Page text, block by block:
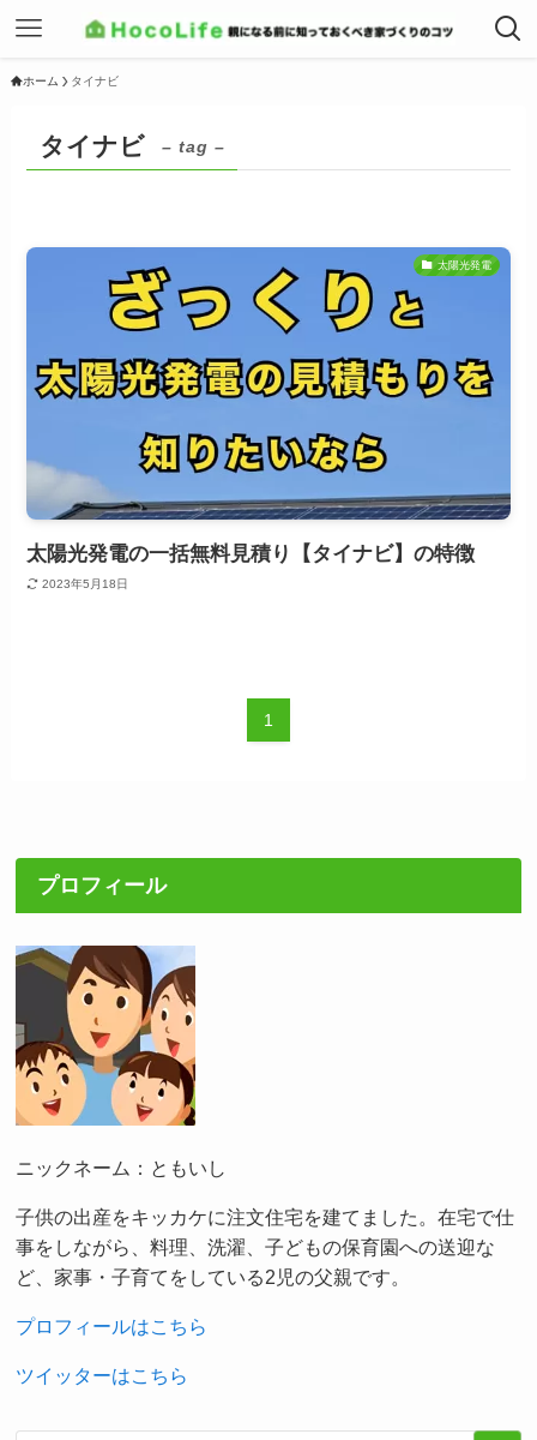
ホーム タイナビ
タイナビ – tag –
太陽光発電
太陽光発電の一括無料見積り【タイナビ】の特徴
2023年5月18日
1
プロフィール
ニックネーム：ともいし
子供の出産をキッカケに注文住宅を建てました。在宅で仕
事をしながら、料理、洗濯、子どもの保育園への送迎な
ど、家事・子育てをしている2児の父親です。
プロフィールはこちら
ツイッターはこちら